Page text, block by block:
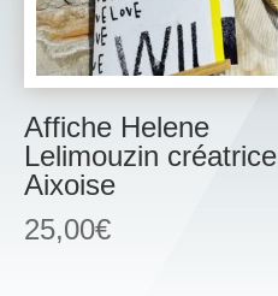
Affiche Helene
Lelimouzin créatrice
Aixoise
25,00€